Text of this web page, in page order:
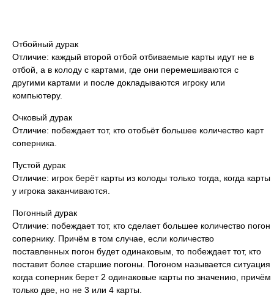
Отбойный дурак
Отличие: каждый второй отбой отбиваемые карты идут не в
отбой, а в колоду с картами, где они перемешиваются с
другими картами и после докладываются игроку или
компьютеру.
Очковый дурак
Отличие: побеждает тот, кто отобьёт большее количество карт
соперника.
Пустой дурак
Отличие: игрок берёт карты из колоды только тогда, когда карты
у игрока заканчиваются.
Погонный дурак
Отличие: побеждает тот, кто сделает большее количество погон
сопернику. Причём в том случае, если количество
поставленных погон будет одинаковым, то побеждает тот, кто
поставит более старшие погоны. Погоном называется ситуация
когда соперник берет 2 одинаковые карты по значению, причём
только две, но не 3 или 4 карты.